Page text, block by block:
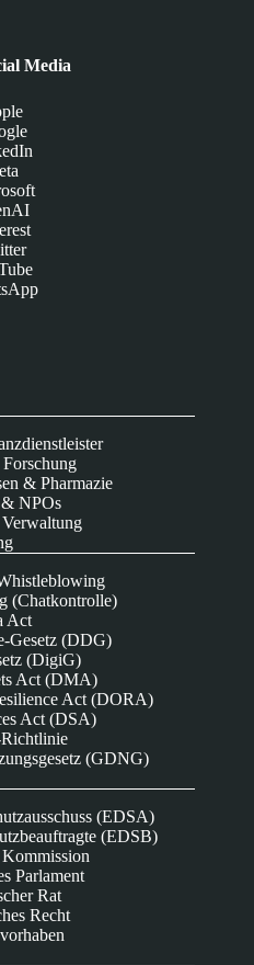
Media
& Pharmazie
NPOs
(Chatkontrolle)
Act
Gesetz (DDG)
(DigiG)
Act (DMA)
Act (DORA)
Act (DSA)
(GDNG)
(EDSA)
(EDSB)
Parlament
Rat
Recht